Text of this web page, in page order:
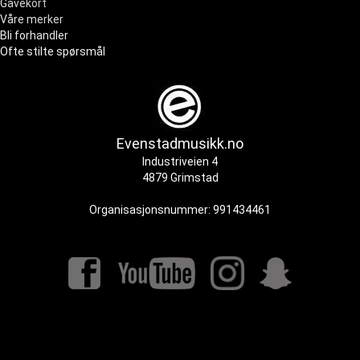
Gavekort
Våre merker
Bli forhandler
Ofte stilte spørsmål
Evenstadmusikk.no
Industriveien 4
4879 Grimstad
Organisasjonsnummer: 991434461